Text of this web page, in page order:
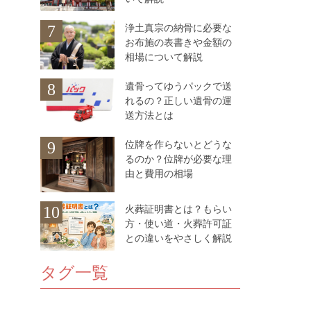
7
浄土真宗の納骨に必要な
お布施の表書きや金額の
相場について解説
8
遺骨ってゆうパックで送
れるの？正しい遺骨の運
送方法とは
9
位牌を作らないとどうな
るのか？位牌が必要な理
由と費用の相場
10
火葬証明書とは？もらい
方・使い道・火葬許可証
との違いをやさしく解説
タグ一覧